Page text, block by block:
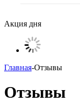
Акция дня
Главная-Отзывы
Отзывы